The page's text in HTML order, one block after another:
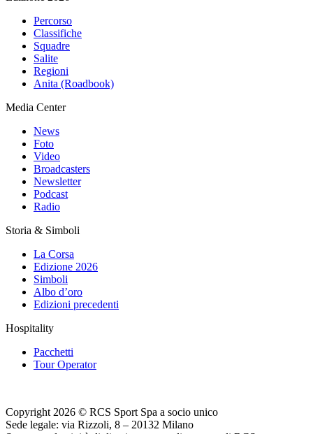
Percorso
Classifiche
Squadre
Salite
Regioni
Anita (Roadbook)
Media Center
News
Foto
Video
Broadcasters
Newsletter
Podcast
Radio
Storia & Simboli
La Corsa
Edizione 2026
Simboli
Albo d’oro
Edizioni precedenti
Hospitality
Pacchetti
Tour Operator
Copyright 2026 © RCS Sport Spa a socio unico
Sede legale: via Rizzoli, 8 – 20132 Milano